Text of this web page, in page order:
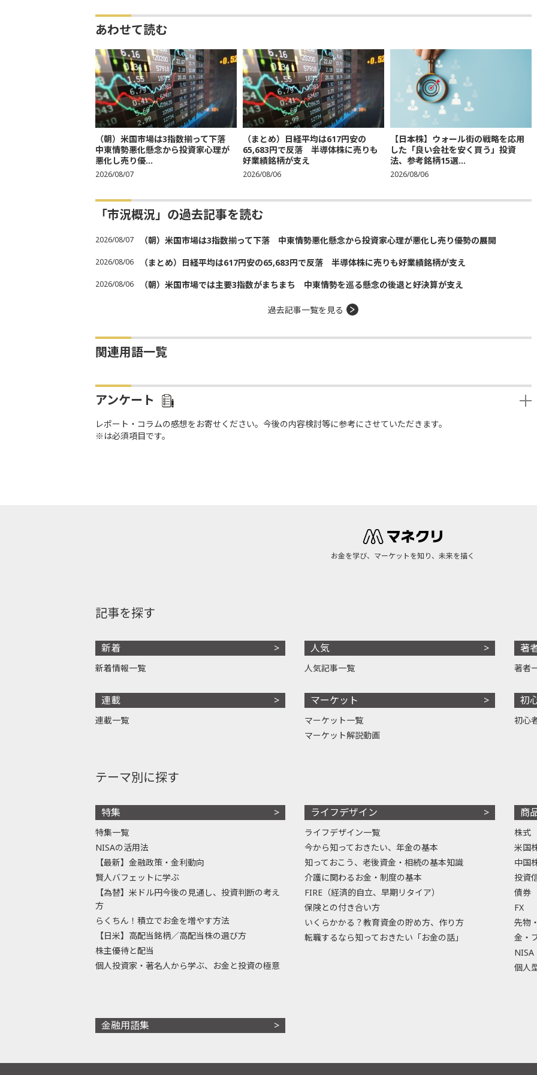
あわせて読む
（朝）米国市場は3指数揃って下落
中東情勢悪化懸念から投資家心理が
悪化し売り優...
2026/08/07
（まとめ）日経平均は617円安の
65,683円で反落 半導体株に売りも
好業績銘柄が支え
2026/08/06
【日本株】ウォール街の戦略を応用
した「良い会社を安く買う」投資
法、参考銘柄15選...
2026/08/06
「市況概況」の過去記事を読む
2026/08/07 （朝）米国市場は3指数揃って下落 中東情勢悪化懸念から投資家心理が悪化し売り優勢の展開
2026/08/06 （まとめ）日経平均は617円安の65,683円で反落 半導体株に売りも好業績銘柄が支え
2026/08/06 （朝）米国市場では主要3指数がまちまち 中東情勢を巡る懸念の後退と好決算が支え
過去記事一覧を見る
関連用語一覧
アンケート
レポート・コラムの感想をお寄せください。今後の内容検討等に参考にさせていただきます。
※は必須項目です。
お金を学び、マーケットを知り、未来を描く
記事を探す
新着
新着情報一覧
連載
連載一覧
人気
人気記事一覧
マーケット
マーケット一覧
マーケット解説動画
著
著者
初
初心
テーマ別に探す
特集
特集一覧
NISAの活用法
【最新】金融政策・金利動向
賢人バフェットに学ぶ
【為替】米ドル円今後の見通し、投資判断の考え
方
らくちん！積立でお金を増やす方法
【日米】高配当銘柄／高配当株の選び方
株主優待と配当
個人投資家・著名人から学ぶ、お金と投資の極意
ライフデザイン
ライフデザイン一覧
今から知っておきたい、年金の基本
知っておこう、老後資金・相続の基本知識
介護に関わるお金・制度の基本
FIRE（経済的自立、早期リタイア）
保険との付き合い方
いくらかかる？教育資金の貯め方、作り方
転職するなら知っておきたい「お金の話」
商
株式
米国
中国
投資
債券
FX
先物
金・
NISA
個人
金融用語集